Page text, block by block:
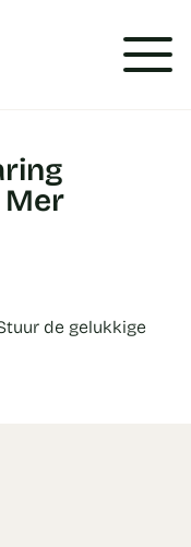
de gelukkige